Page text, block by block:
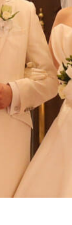
レポート
follow us